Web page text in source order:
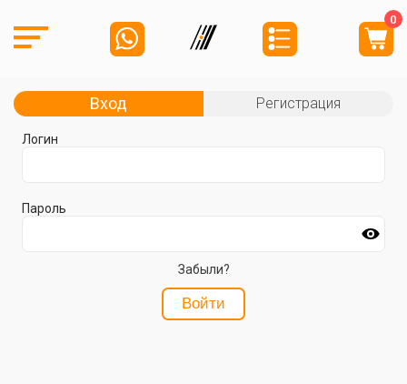
0
Вход Регистрация
Логин
Пароль
Забыли?
Войти